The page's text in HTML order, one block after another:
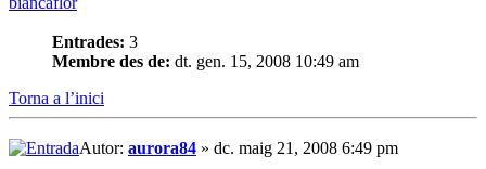
Entrades: 3
Membre des de: dt. gen. 15, 2008 10:49 am
Torna a l’inici
Autor: aurora84 » dc. maig 21, 2008 6:49 pm